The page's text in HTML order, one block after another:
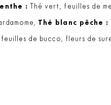
: Thé vert, feuilles de
Thé blanc pêche :
de bucco, fleurs de